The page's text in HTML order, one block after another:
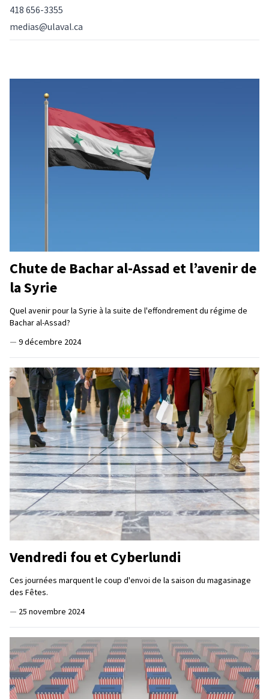
418 656-3355
medias@ulaval.ca
Chute de Bachar al-Assad et l’avenir de
la Syrie
Quel avenir pour la Syrie à la suite de l'effondrement du régime de
Bachar al-Assad?
— 9 décembre 2024
Vendredi fou et Cyberlundi
Ces journées marquent le coup d'envoi de la saison du magasinage
des Fêtes.
— 25 novembre 2024